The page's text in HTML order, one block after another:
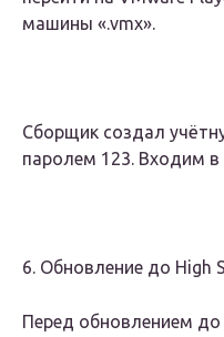
машины «.vmx».
Сборщик создал
паролем 123. Входим в
6. Обновление до High
Перед обновлением